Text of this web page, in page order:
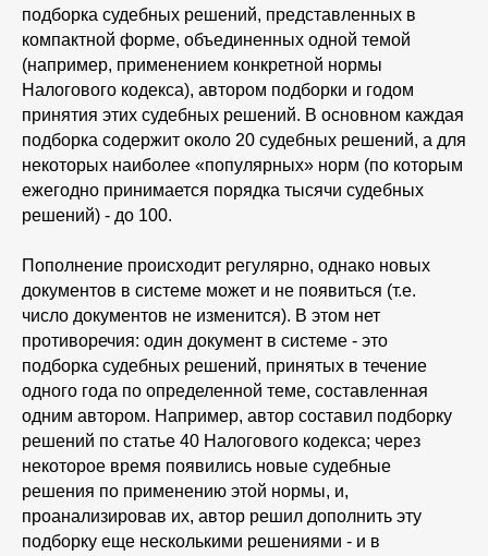
подборка судебных решений, представленных в
компактной форме, объединенных одной темой
(например, применением конкретной нормы
Налогового кодекса), автором подборки и годом
принятия этих судебных решений. В основном каждая
подборка содержит около 20 судебных решений, а для
некоторых наиболее «популярных» норм (по которым
ежегодно принимается порядка тысячи судебных
решений) - до 100.
Пополнение происходит регулярно, однако новых
документов в системе может и не появиться (т.е.
число документов не изменится). В этом нет
противоречия: один документ в системе - это
подборка судебных решений, принятых в течение
одного года по определенной теме, составленная
одним автором. Например, автор составил подборку
решений по статье 40 Налогового кодекса; через
некоторое время появились новые судебные
решения по применению этой нормы, и,
проанализировав их, автор решил дополнить эту
подборку еще несколькими решениями - и в